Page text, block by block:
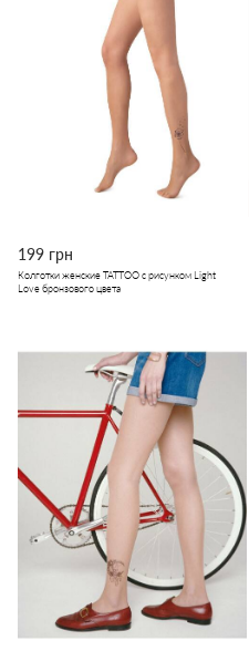
199 грн
Колготки женские TATTOO с рисунком Light
Love бронзового цвета